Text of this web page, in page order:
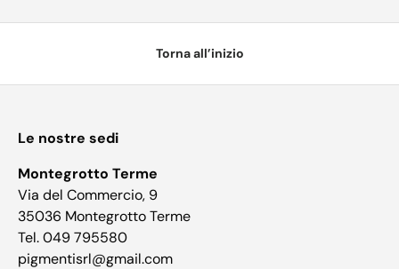
Torna all’inizio
Le nostre sedi
Montegrotto Terme
Via del Commercio, 9
35036 Montegrotto Terme
Tel. 049 795580
pigmentisrl@gmail.com